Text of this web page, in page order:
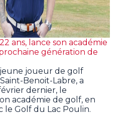
ans, lance son académie
génération de
joueur de golf
Benoit-Labre, a
dernier, le
académie de golf, en
le Golf du Lac Poulin.